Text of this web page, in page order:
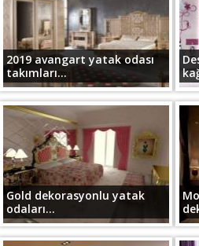
2019 avangart yatak odası
takımları...
Gold dekorasyonlu yatak
odaları...